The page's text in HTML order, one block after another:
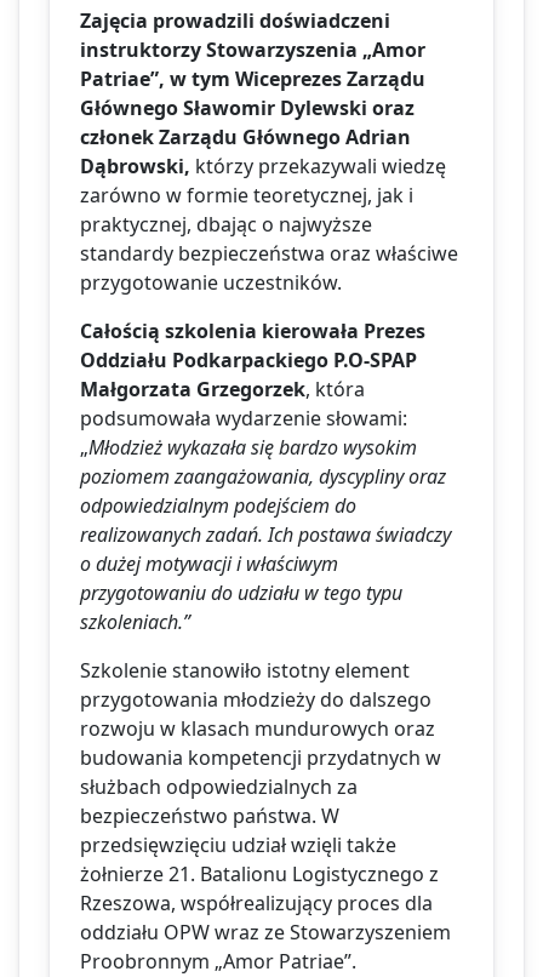
Zajęcia prowadzili doświadczeni
instruktorzy Stowarzyszenia „Amor
Patriae”, w tym Wiceprezes Zarządu
Głównego Sławomir Dylewski oraz
członek Zarządu Głównego Adrian
Dąbrowski, którzy przekazywali wiedzę
zarówno w formie teoretycznej, jak i
praktycznej, dbając o najwyższe
standardy bezpieczeństwa oraz właściwe
przygotowanie uczestników.
Całością szkolenia kierowała Prezes
Oddziału Podkarpackiego P.O-SPAP
Małgorzata Grzegorzek, która
podsumowała wydarzenie słowami:
„Młodzież wykazała się bardzo wysokim
poziomem zaangażowania, dyscypliny oraz
odpowiedzialnym podejściem do
realizowanych zadań. Ich postawa świadczy
o dużej motywacji i właściwym
przygotowaniu do udziału w tego typu
szkoleniach.”
Szkolenie stanowiło istotny element
przygotowania młodzieży do dalszego
rozwoju w klasach mundurowych oraz
budowania kompetencji przydatnych w
służbach odpowiedzialnych za
bezpieczeństwo państwa. W
przedsięwzięciu udział wzięli także
żołnierze 21. Batalionu Logistycznego z
Rzeszowa, współrealizujący proces dla
oddziału OPW wraz ze Stowarzyszeniem
Proobronnym „Amor Patriae”.